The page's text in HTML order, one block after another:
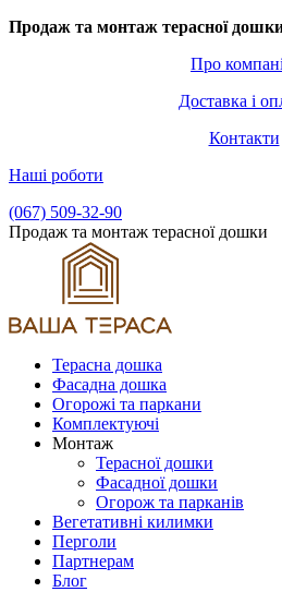
Продаж та монтаж терасної
Про
Доставка і
Контакти
Наші роботи
(067) 509-32-90
Продаж та монтаж терасної дошки
Терасна дошка
Фасадна дошка
Огорожі та паркани
Комплектуючі
Монтаж
Терасної дошки
Фасадної дошки
Огорож та парканів
Вегетативні килимки
Перголи
Партнерам
Блог